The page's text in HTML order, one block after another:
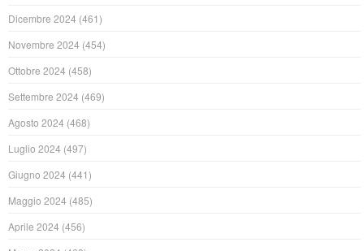
Dicembre 2024 (461)
Novembre 2024 (454)
Ottobre 2024 (458)
Settembre 2024 (469)
Agosto 2024 (468)
Luglio 2024 (497)
Giugno 2024 (441)
Maggio 2024 (485)
Aprile 2024 (456)